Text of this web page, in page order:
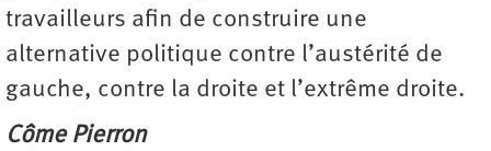
travailleurs afin de construire une
alternative politique contre l’austérité de
gauche, contre la droite et l’extrême droite.
Côme Pierron